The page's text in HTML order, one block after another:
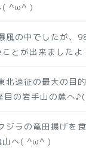
( ^ω^ )
風の中でしたが、
ことが出来ました
北遠征の最大の目
目の岩手山の麓へ♪(
ジラの竜田揚げを
山へ( ^ω^ )